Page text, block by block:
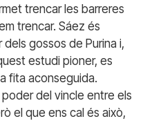
trencar les barreres
trencar. Sáez és
gossos de Purina i,
estudi pioner, es
fita aconseguida.
del vincle entre els
el que ens cal és això,